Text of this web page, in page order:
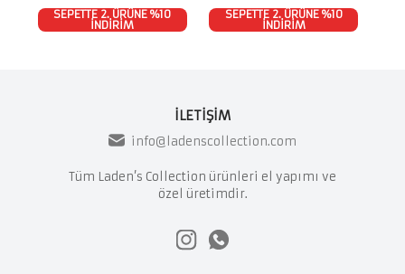
SEPETTE 2. ÜRÜNE %10
İNDİRİM
SEPETTE 2. ÜRÜNE %10
İNDİRİM
İLETİŞİM
info@ladenscollection.com
Tüm Laden’s Collection ürünleri el yapımı ve
özel üretimdir.